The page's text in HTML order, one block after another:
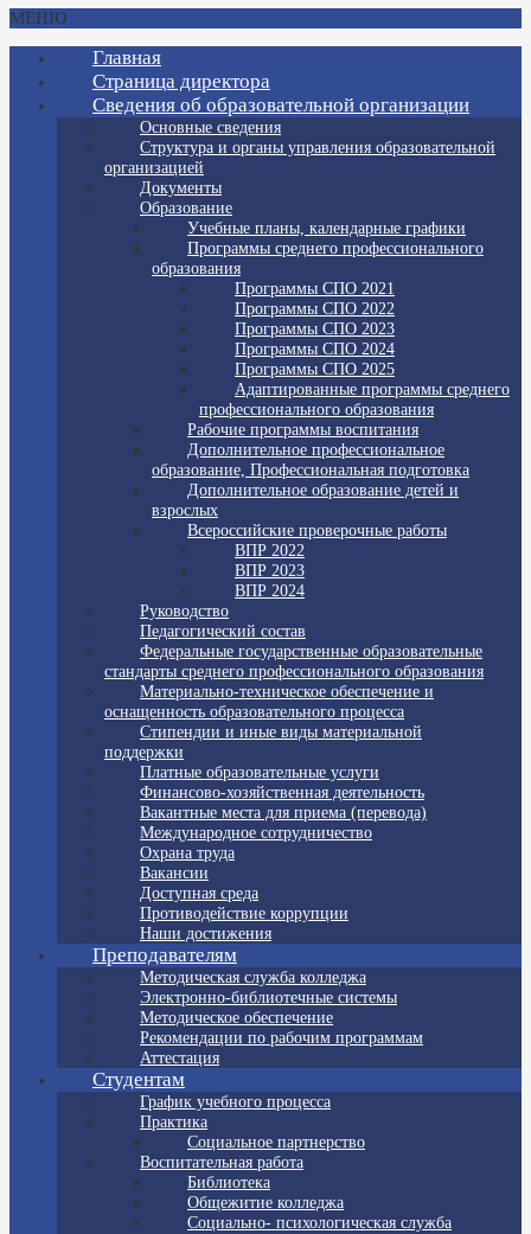
МЕНЮ
Главная
Страница директора
Сведения об образовательной организации
Основные сведения
Структура и органы управления образовательной
организацией
Документы
Образование
Учебные планы, календарные графики
Программы среднего профессионального
образования
Программы СПО 2021
Программы СПО 2022
Программы СПО 2023
Программы СПО 2024
Программы СПО 2025
Адаптированные программы среднего
профессионального образования
Рабочие программы воспитания
Дополнительное профессиональное
образование, Профессиональная подготовка
Дополнительное образование детей и
взрослых
Всероссийские проверочные работы
ВПР 2022
ВПР 2023
ВПР 2024
Руководство
Педагогический состав
Федеральные государственные образовательные
стандарты среднего профессионального образования
Материально-техническое обеспечение и
оснащенность образовательного процесса
Стипендии и иные виды материальной
поддержки
Платные образовательные услуги
Финансово-хозяйственная деятельность
Вакантные места для приема (перевода)
Международное сотрудничество
Охрана труда
Вакансии
Доступная среда
Противодействие коррупции
Наши достижения
Преподавателям
Методическая служба колледжа
Электронно-библиотечные системы
Методическое обеспечение
Рекомендации по рабочим программам
Аттестация
Студентам
График учебного процесса
Практика
Социальное партнерство
Воспитательная работа
Библиотека
Общежитие колледжа
Социально- психологическая служба